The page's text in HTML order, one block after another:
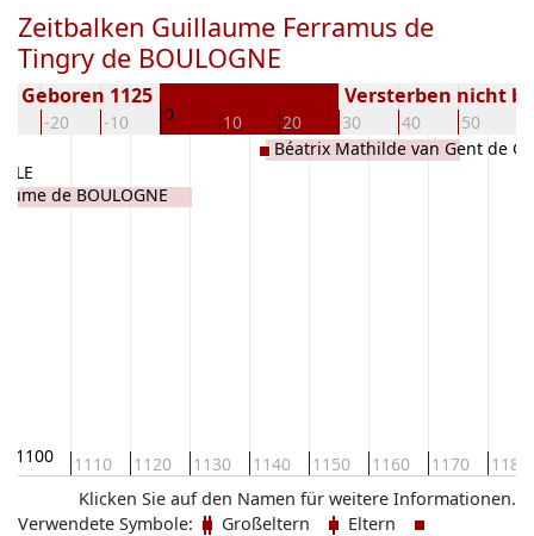
Zeitbalken Guillaume Ferramus de
Tingry de BOULOGNE
-20 -10 0 10 20 30 40 50
Geboren 1125 Versterben nicht
1100 1110 1120 1130 1140 1150 1160 1170 1180
de BOULOGNE
Béatrix Mathilde van Gent de
Klicken Sie auf den Namen für weitere Informationen.
Verwendete Symbole:
Großeltern
Eltern